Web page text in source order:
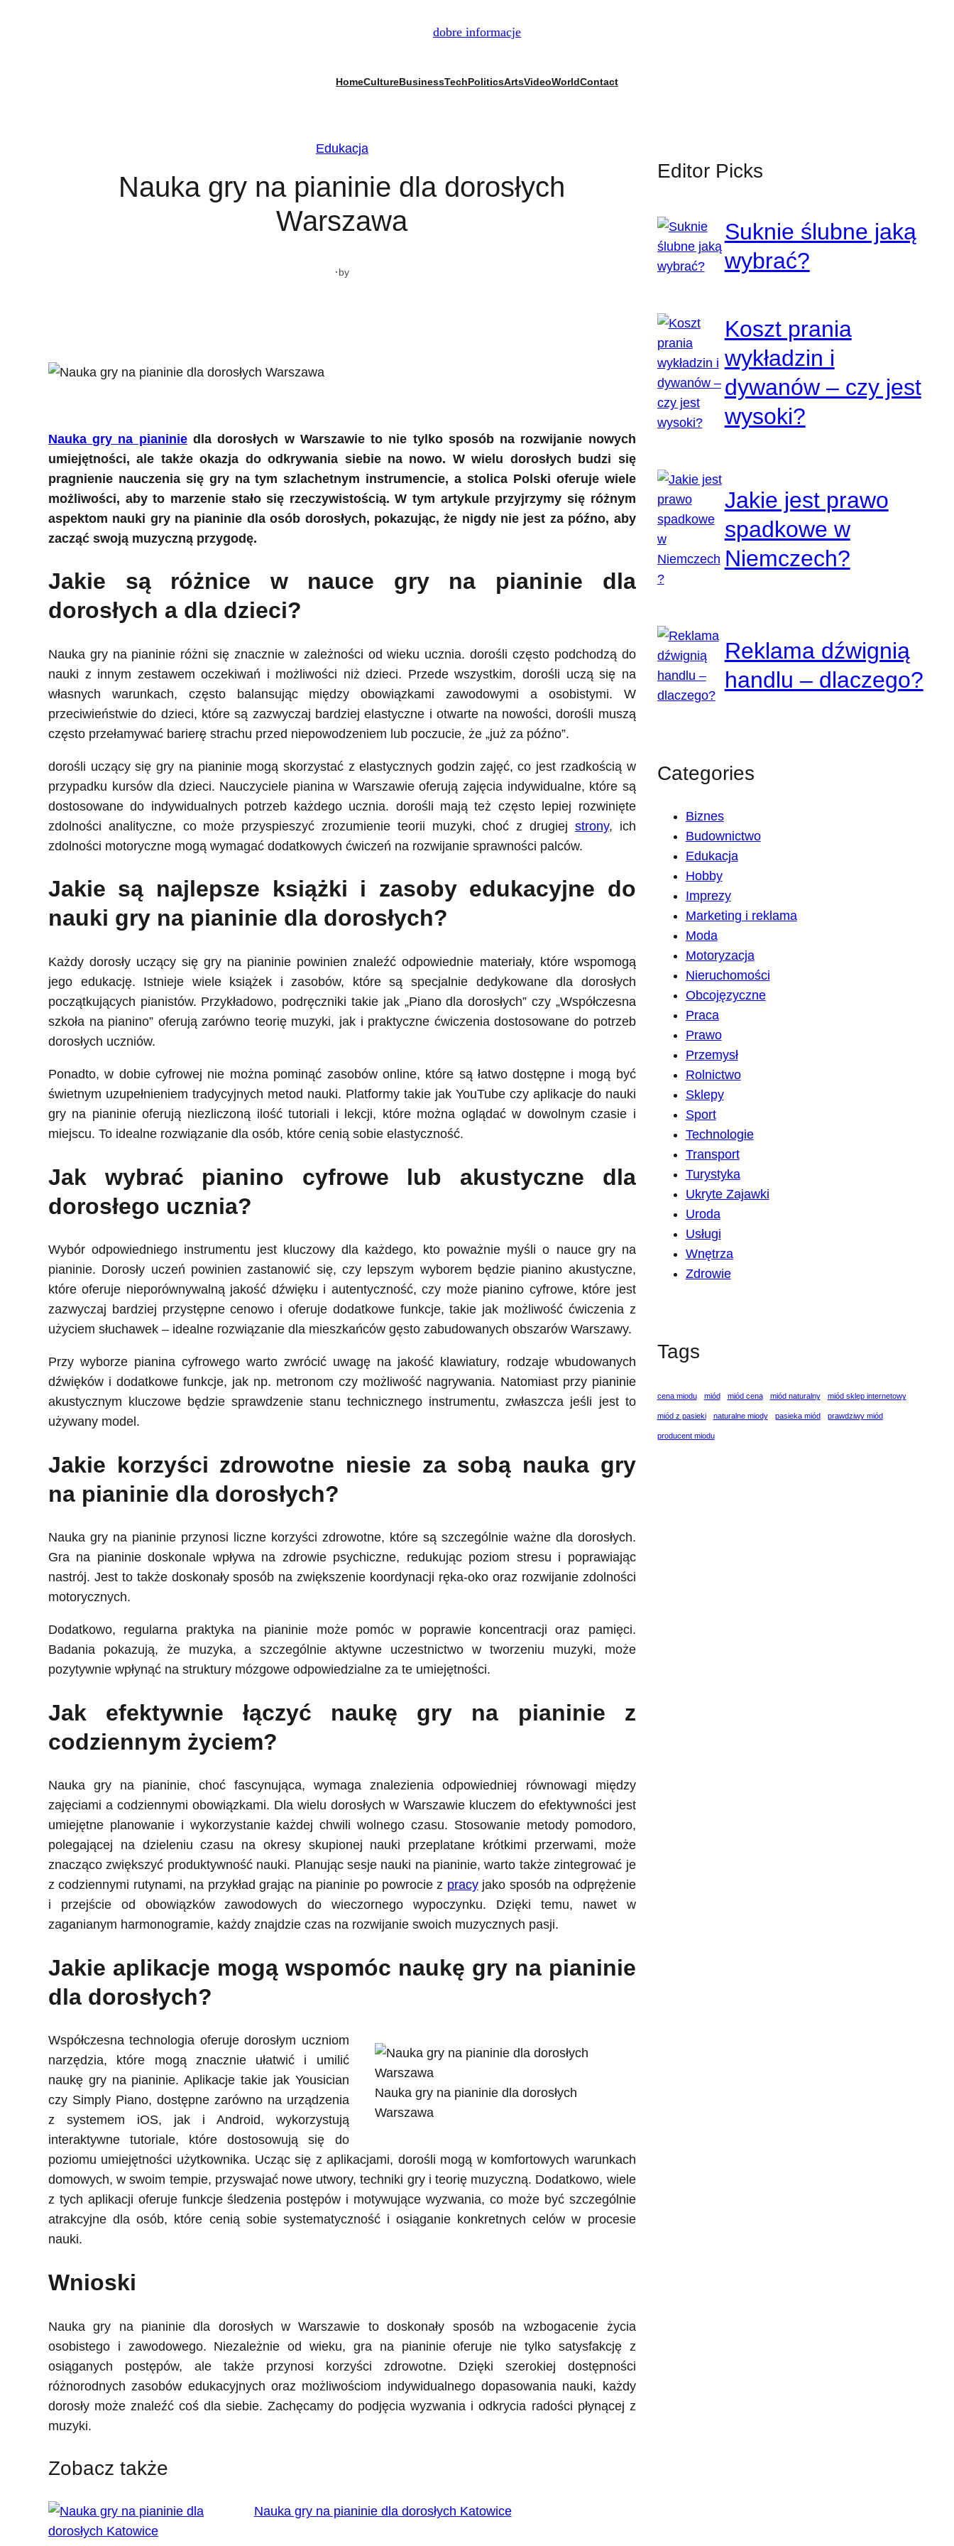
dobre informacje
HomeCultureBusinessTechPoliticsArtsVideoWorldContact
Edukacja
Nauka gry na pianinie dla dorosłych
Warszawa
·by
Nauka gry na pianiniedla dorosłych w Warszawie to nie tylko sposób na rozwijanie nowych
umiejętności, ale także okazja do odkrywania siebie na nowo. W wielu dorosłych budzi się
pragnienie nauczenia się gry na tym szlachetnym instrumencie, a stolica Polski oferuje wiele
możliwości, aby to marzenie stało się rzeczywistością. W tym artykule przyjrzymy się różnym
aspektom nauki gry na pianinie dla osób dorosłych, pokazując, że nigdy nie jest za późno, aby
zacząć swoją muzyczną przygodę.
Jakie są różnice w nauce gry na pianinie dla
dorosłych a dla dzieci?
Nauka gry na pianinie różni się znacznie w zależności od wieku ucznia. dorośli często podchodzą do
nauki z innym zestawem oczekiwań i możliwości niż dzieci. Przede wszystkim, dorośli uczą się na
własnych warunkach, często balansując między obowiązkami zawodowymi a osobistymi. W
przeciwieństwie do dzieci, które są zazwyczaj bardziej elastyczne i otwarte na nowości, dorośli muszą
często przełamywać barierę strachu przed niepowodzeniem lub poczucie, że „już za późno”.
dorośli uczący się gry na pianinie mogą skorzystać z elastycznych godzin zajęć, co jest rzadkością w
przypadku kursów dla dzieci. Nauczyciele pianina w Warszawie oferują zajęcia indywidualne, które są
dostosowane do indywidualnych potrzeb każdego ucznia. dorośli mają też często lepiej rozwinięte
zdolności analityczne, co może przyspieszyć zrozumienie teorii muzyki, choć z drugiej strony, ich
zdolności motoryczne mogą wymagać dodatkowych ćwiczeń na rozwijanie sprawności palców.
Jakie są najlepsze książki i zasoby edukacyjne do
nauki gry na pianinie dla dorosłych?
Każdy dorosły uczący się gry na pianinie powinien znaleźć odpowiednie materiały, które wspomogą
jego edukację. Istnieje wiele książek i zasobów, które są specjalnie dedykowane dla dorosłych
początkujących pianistów. Przykładowo, podręczniki takie jak „Piano dla dorosłych” czy „Współczesna
szkoła na pianino” oferują zarówno teorię muzyki, jak i praktyczne ćwiczenia dostosowane do potrzeb
dorosłych uczniów.
Ponadto, w dobie cyfrowej nie można pominąć zasobów online, które są łatwo dostępne i mogą być
świetnym uzupełnieniem tradycyjnych metod nauki. Platformy takie jak YouTube czy aplikacje do nauki
gry na pianinie oferują niezliczoną ilość tutoriali i lekcji, które można oglądać w dowolnym czasie i
miejscu. To idealne rozwiązanie dla osób, które cenią sobie elastyczność.
Jak wybrać pianino cyfrowe lub akustyczne dla
dorosłego ucznia?
Wybór odpowiedniego instrumentu jest kluczowy dla każdego, kto poważnie myśli o nauce gry na
pianinie. Dorosły uczeń powinien zastanowić się, czy lepszym wyborem będzie pianino akustyczne,
które oferuje nieporównywalną jakość dźwięku i autentyczność, czy może pianino cyfrowe, które jest
zazwyczaj bardziej przystępne cenowo i oferuje dodatkowe funkcje, takie jak możliwość ćwiczenia z
użyciem słuchawek – idealne rozwiązanie dla mieszkańców gęsto zabudowanych obszarów Warszawy.
Przy wyborze pianina cyfrowego warto zwrócić uwagę na jakość klawiatury, rodzaje wbudowanych
dźwięków i dodatkowe funkcje, jak np. metronom czy możliwość nagrywania. Natomiast przy pianinie
akustycznym kluczowe będzie sprawdzenie stanu technicznego instrumentu, zwłaszcza jeśli jest to
używany model.
Jakie korzyści zdrowotne niesie za sobą nauka gry
na pianinie dla dorosłych?
Nauka gry na pianinie przynosi liczne korzyści zdrowotne, które są szczególnie ważne dla dorosłych.
Gra na pianinie doskonale wpływa na zdrowie psychiczne, redukując poziom stresu i poprawiając
nastrój. Jest to także doskonały sposób na zwiększenie koordynacji ręka-oko oraz rozwijanie zdolności
motorycznych.
Dodatkowo, regularna praktyka na pianinie może pomóc w poprawie koncentracji oraz pamięci.
Badania pokazują, że muzyka, a szczególnie aktywne uczestnictwo w tworzeniu muzyki, może
pozytywnie wpłynąć na struktury mózgowe odpowiedzialne za te umiejętności.
Jak efektywnie łączyć naukę gry na pianinie z
codziennym życiem?
Nauka gry na pianinie, choć fascynująca, wymaga znalezienia odpowiedniej równowagi między
zajęciami a codziennymi obowiązkami. Dla wielu dorosłych w Warszawie kluczem do efektywności jest
umiejętne planowanie i wykorzystanie każdej chwili wolnego czasu. Stosowanie metody pomodoro,
polegającej na dzieleniu czasu na okresy skupionej nauki przeplatane krótkimi przerwami, może
znacząco zwiększyć produktywność nauki. Planując sesje nauki na pianinie, warto także zintegrować je
z codziennymi rutynami, na przykład grając na pianinie po powrocie z pracyjako sposób na odprężenie
i przejście od obowiązków zawodowych do wieczornego wypoczynku. Dzięki temu, nawet w
zaganianym harmonogramie, każdy znajdzie czas na rozwijanie swoich muzycznych pasji.
Jakie aplikacje mogą wspomóc naukę gry na pianinie
dla dorosłych?
Nauka gry na pianinie dla dorosłych
Warszawa
Współczesna technologia oferuje dorosłym uczniom
narzędzia, które mogą znacznie ułatwić i umilić
naukę gry na pianinie. Aplikacje takie jak Yousician
czy Simply Piano, dostępne zarówno na urządzenia
z systemem iOS, jak i Android, wykorzystują
interaktywne tutoriale, które dostosowują się do
poziomu umiejętności użytkownika. Ucząc się z aplikacjami, dorośli mogą w komfortowych warunkach
domowych, w swoim tempie, przyswajać nowe utwory, techniki gry i teorię muzyczną. Dodatkowo, wiele
z tych aplikacji oferuje funkcje śledzenia postępów i motywujące wyzwania, co może być szczególnie
atrakcyjne dla osób, które cenią sobie systematyczność i osiąganie konkretnych celów w procesie
nauki.
Wnioski
Nauka gry na pianinie dla dorosłych w Warszawie to doskonały sposób na wzbogacenie życia
osobistego i zawodowego. Niezależnie od wieku, gra na pianinie oferuje nie tylko satysfakcję z
osiąganych postępów, ale także przynosi korzyści zdrowotne. Dzięki szerokiej dostępności
różnorodnych zasobów edukacyjnych oraz możliwościom indywidualnego dopasowania nauki, każdy
dorosły może znaleźć coś dla siebie. Zachęcamy do podjęcia wyzwania i odkrycia radości płynącej z
muzyki.
Zobacz także
Nauka gry na pianinie dla dorosłych Katowice
Editor Picks
Suknie ślubne jaką
wybrać?
Koszt prania
wykładzin i
dywanów – czy jest
wysoki?
Jakie jest prawo
spadkowe w
Niemczech?
Reklama dźwignią
handlu – dlaczego?
Categories
Biznes
Budownictwo
Edukacja
Hobby
Imprezy
Marketing i reklama
Moda
Motoryzacja
Nieruchomości
Obcojęzyczne
Praca
Prawo
Przemysł
Rolnictwo
Sklepy
Sport
Technologie
Transport
Turystyka
Ukryte Zajawki
Uroda
Usługi
Wnętrza
Zdrowie
Tags
cena miodu miód miód cena miód naturalny miód sklep internetowy
miód z pasieki naturalne miody pasieka miód prawdziwy miód
producent miodu